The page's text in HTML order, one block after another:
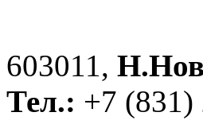
603011,
Тел.: +7 (831)